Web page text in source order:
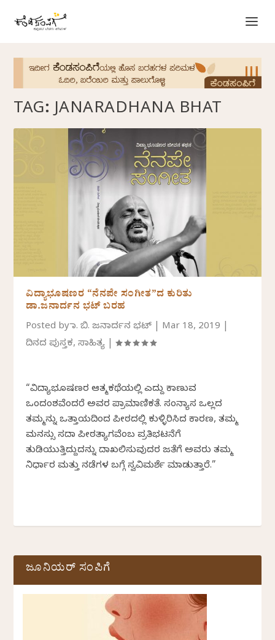
TAG:JANARADHANA BHAT
ವಿದ್ಯಾಭೂಷಣರ “ನೆನಪೇ ಸಂಗೀತ”ದ ಕುರಿತು
ಡಾ.ಜನಾರ್ದನ ಭಟ್ ಬರಹ
Posted byಡಾ. ಬಿ. ಜನಾರ್ದನ ಭಟ್ Mar 18, 2019
ದಿನದ ಪುಸ್ತಕ,ಸಾಹಿತ್ಯ |
“ವಿದ್ಯಾಭೂಷಣರ ಆತ್ಮಕಥೆಯಲ್ಲಿ ಎದ್ದು ಕಾಣುವ
ಒಂದಂಶವೆಂದರೆ ಅವರ ಪ್ರಾಮಾಣಿಕತೆ. ಸಂನ್ಯಾಸ ಒಲ್ಲದ
ತಮ್ಮನ್ನು ಒತ್ತಾಯದಿಂದ ಪೀಠದಲ್ಲಿ ಕುಳ್ಳಿರಿಸಿದ ಕಾರಣ, ತಮ್ಮ
ಮನಸ್ಸು ಸದಾ ಪೀಠತ್ಯಾಗವೆಂಬ ಪ್ರತಿಭಟನೆಗೆ
ತುಡಿಯುತ್ತಿದ್ದುದನ್ನು ದಾಖಲಿಸುವುದರ ಜತೆಗೆ ಅವರು ತಮ್ಮ
ನಿರ್ಧಾರ ಮತ್ತು ನಡೆಗಳ ಬಗ್ಗೆ ಸ್ವವಿಮರ್ಶೆ ಮಾಡುತ್ತಾರೆ.”
ಜೂನಿಯರ್ ಸಂಪಿಗೆ